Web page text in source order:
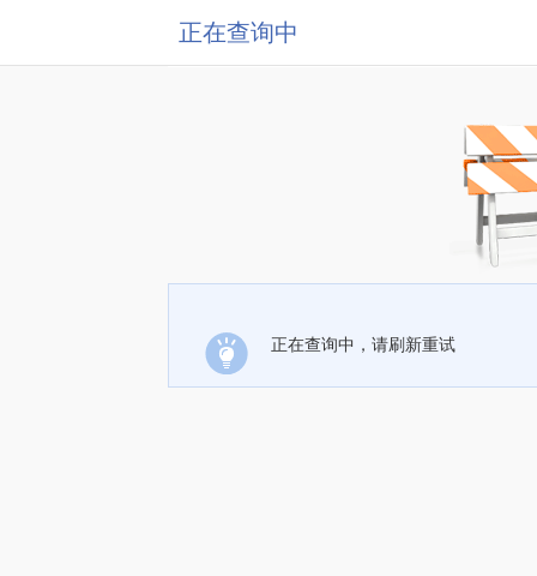
正在查询中
正在查询中，请刷新重试